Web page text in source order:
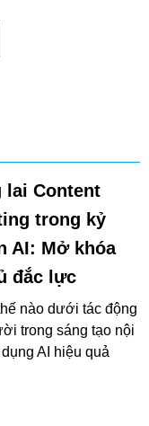
lai Content
trong kỷ
AI: Mở khóa
đắc lực
nào dưới tác động
trong sáng tạo nội
AI hiệu quả